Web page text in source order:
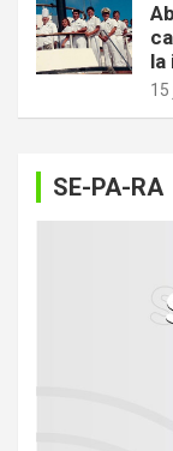
la
15
SE-PA-RA